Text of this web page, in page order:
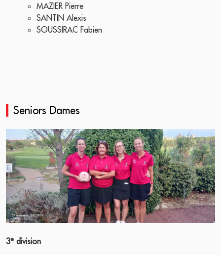
MAZIER Pierre
SANTIN Alexis
SOUSSIRAC Fabien
Seniors Dames
3e division